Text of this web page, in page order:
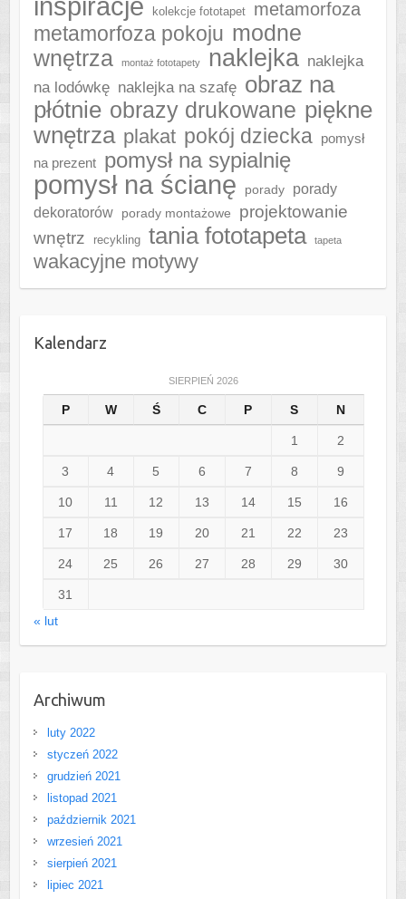
kolekcje fototapet metamorfoza
metamorfoza pokoju modne
wnętrza
montaż fototapety naklejka naklejka
na lodówkę naklejka na szafę obraz na
płótnie obrazy drukowane piękne
wnętrza plakat pokój dziecka pomysł
na prezent pomysł na sypialnię
pomysł na ścianę porady
porady
dekoratorów
porady montażowe
projektowanie
wnętrz
recykling tania fototapeta tapeta
wakacyjne motywy
Kalendarz
SIERPIEŃ 2026
P W Ś C P S N
1 2
3 4 5 6 7 8 9
10 11 12 13 14 15 16
17 18 19 20 21 22 23
24 25 26 27 28 29 30
31
« lut
Archiwum
luty 2022
styczeń 2022
grudzień 2021
listopad 2021
październik 2021
wrzesień 2021
sierpień 2021
lipiec 2021